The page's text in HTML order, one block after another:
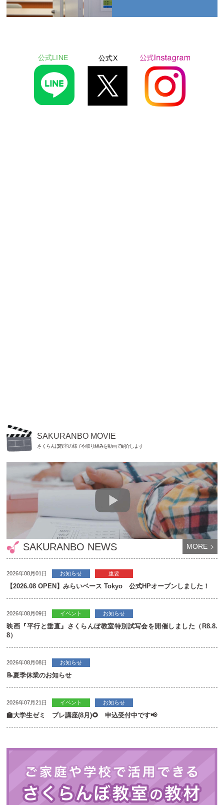
SAKURANBO NEWS MORE
2026年08月01日 お知らせ 重要
【2026.08 OPEN】みらいベース Tokyo 公式HPオープンしました！
2026年08月09日 イベント お知らせ
映画『平行と垂直』さくらんぼ教室特別試写会を開催しました（R8.8.
8）
2026年08月08日 お知らせ
📝夏季休業のお知らせ
2026年07月21日 イベント お知らせ
🏫大学生ゼミ プレ講座(8月)🌻 申込受付中です📢
SAKURANBO MOVIE
さくらんぼ教室の様子や取り組みを動画で紹介します